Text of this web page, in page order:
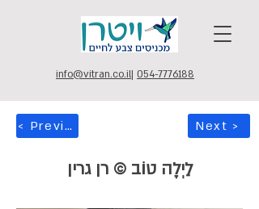
info@vitran.co.il| 054-7776188
< Previous Next >
לַיְלָה טוֹב © רן גרין